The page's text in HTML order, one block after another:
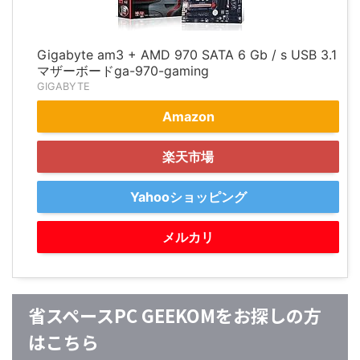
Gigabyte am3 + AMD 970 SATA 6 Gb / s USB 3.1
マザーボードga-970-gaming
GIGABYTE
Amazon
楽天市場
Yahooショッピング
メルカリ
省スペースPC GEEKOMをお探しの方
はこちら